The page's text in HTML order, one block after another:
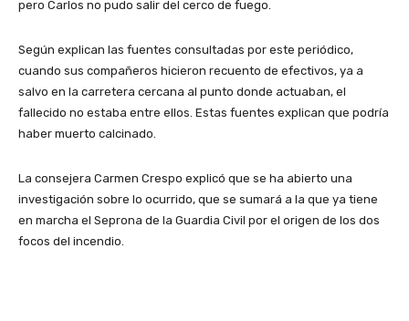
pero Carlos no pudo salir del cerco de fuego.
Según explican las fuentes consultadas por este periódico,
cuando sus compañeros hicieron recuento de efectivos, ya a
salvo en la carretera cercana al punto donde actuaban, el
fallecido no estaba entre ellos. Estas fuentes explican que podría
haber muerto calcinado.
La consejera Carmen Crespo explicó que se ha abierto una
investigación sobre lo ocurrido, que se sumará a la que ya tiene
en marcha el Seprona de la Guardia Civil por el origen de los dos
focos del incendio.